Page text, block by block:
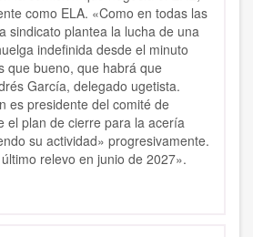
como ELA. «Como en todas las
sindicato plantea la lucha de una
indefinida desde el minuto
que bueno, que habrá que
García, delegado ugetista.
es presidente del comité de
el plan de cierre para la acería
su actividad» progresivamente.
relevo en junio de 2027».